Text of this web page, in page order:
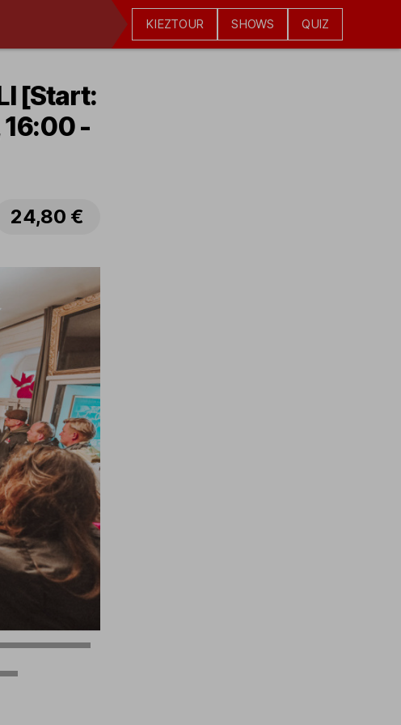
KIEZTOUR SHOWS QUIZ
[Start:
-
24,80 €